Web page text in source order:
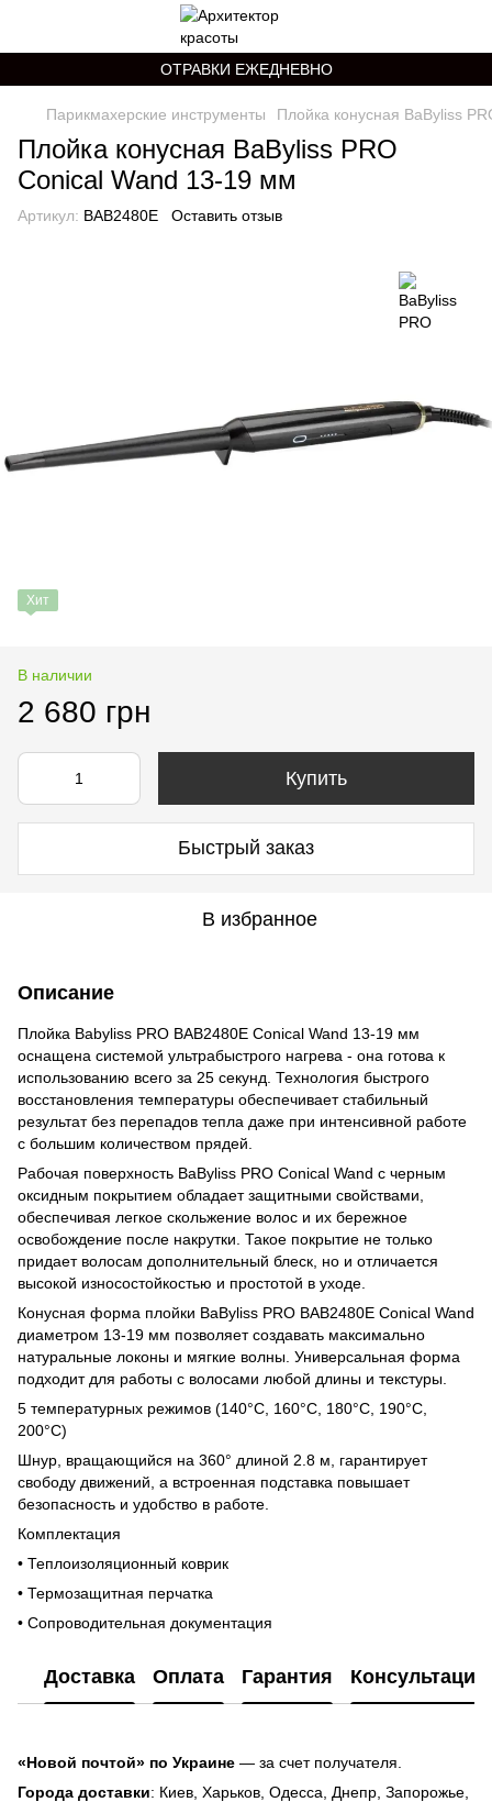
ОТРАВКИ ЕЖЕДНЕВНО
Парикмахерские инструменты Плойка конусная BaByliss
Плойка конусная BaByliss PRO
Conical Wand 13-19 мм
Артикул: BAB2480E Оставить отзыв
Хит
В наличии
2 680 грн
Купить
Быстрый заказ
В избранное
Описание
Плойка Babyliss PRO BAB2480E Conical Wand 13-19 мм
оснащена системой ультрабыстрого нагрева - она ​​готова к
использованию всего за 25 секунд. Технология быстрого
восстановления температуры обеспечивает стабильный
результат без перепадов тепла даже при интенсивной работе
с большим количеством прядей.
Рабочая поверхность BaByliss PRO Conical Wand с черным
оксидным покрытием обладает защитными свойствами,
обеспечивая легкое скольжение волос и их бережное
освобождение после накрутки. Такое покрытие не только
придает волосам дополнительный блеск, но и отличается
высокой износостойкостью и простотой в уходе.
Конусная форма плойки BaByliss PRO BAB2480E Conical Wand
диаметром 13-19 мм позволяет создавать максимально
натуральные локоны и мягкие волны. Универсальная форма
подходит для работы с волосами любой длины и текстуры.
5 температурных режимов (140°C, 160°C, 180°C, 190°C,
200°C)
Шнур, вращающийся на 360° длиной 2.8 м, гарантирует
свободу движений, а встроенная подставка повышает
безопасность и удобство в работе.
Комплектация
• Теплоизоляционный коврик
• Термозащитная перчатка
• Сопроводительная документация
Доставка Оплата Гарантия Консультация
«Новой почтой» по Украине — за счет получателя.
Города доставки: Киев, Харьков, Одесса, Днепр, Запорожье,